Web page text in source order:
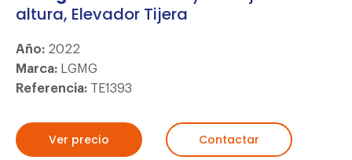
altura, Elevador Tijera
Año: 2022
Marca: LGMG
Referencia: TE1393
Ver precio Contactar